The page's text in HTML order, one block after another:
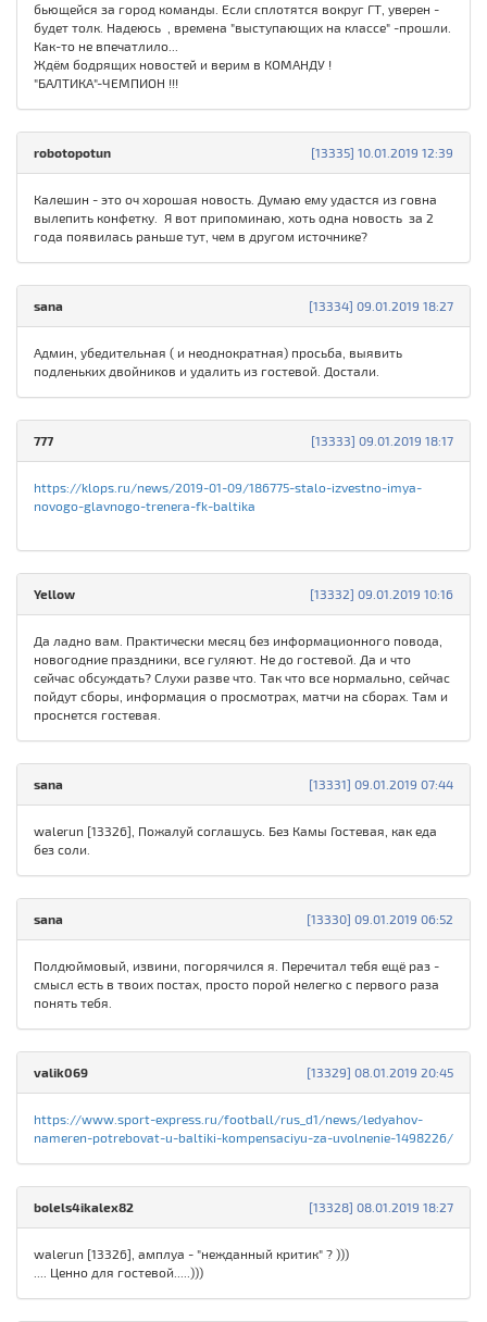
бьющейся за город команды. Если сплотятся вокруг ГТ, уверен -
будет толк. Надеюсь , времена "выступающих на классе" -прошли.
Как-то не впечатлило...
Ждём бодрящих новостей и верим в КОМАНДУ !
"БАЛТИКА"-ЧЕМПИОН !!!
[13335] 10.01.2019 12:39
robotopotun
Калешин - это оч хорошая новость. Думаю ему удастся из говна
вылепить конфетку. Я вот припоминаю, хоть одна новость за 2
года появилась раньше тут, чем в другом источнике?
[13334] 09.01.2019 18:27
sana
Админ, убедительная ( и неоднократная) просьба, выявить
подленьких двойников и удалить из гостевой. Достали.
[13333] 09.01.2019 18:17
777
https://klops.ru/news/2019-01-09/186775-stalo-izvestno-imya-
novogo-glavnogo-trenera-fk-baltika
[13332] 09.01.2019 10:16
Yellow
Да ладно вам. Практически месяц без информационного повода,
новогодние праздники, все гуляют. Не до гостевой. Да и что
сейчас обсуждать? Слухи разве что. Так что все нормально, сейчас
пойдут сборы, информация о просмотрах, матчи на сборах. Там и
проснется гостевая.
[13331] 09.01.2019 07:44
sаna
walerun [13326], Пожалуй соглашусь. Без Камы Гостевая, как еда
без соли.
[13330] 09.01.2019 06:52
sаna
Полдюймовый, извини, погорячился я. Перечитал тебя ещё раз -
смысл есть в твоих постах, просто порой нелегко с первого раза
понять тебя.
[13329] 08.01.2019 20:45
valik069
https://www.sport-express.ru/football/rus_d1/news/ledyahov-
nameren-potrebovat-u-baltiki-kompensaciyu-za-uvolnenie-1498226/
[13328] 08.01.2019 18:27
bolels4ikalex82
walerun [13326], амплуа - "нежданный критик" ? )))
.... Ценно для гостевой.....)))